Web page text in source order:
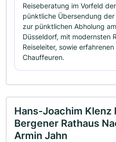
Reiseberatung im Vorfeld
pünktliche Übersendung
zur pünktlichen Abholung
Düsseldorf, mit modernsten
Reiseleiter, sowie
Chauffeuren.
Hans-Joachim Klenz
Bergener Rathaus
Armin Jahn